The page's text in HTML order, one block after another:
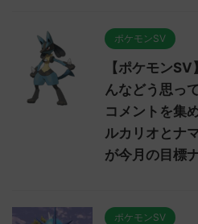
ポケモンSV
【ポケモン
んなどう思っ
コメントを集
ルカリオとナ
が今月の目標
ポケモンSV